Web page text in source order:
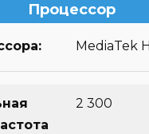
Процессор
MediaTek
2 300